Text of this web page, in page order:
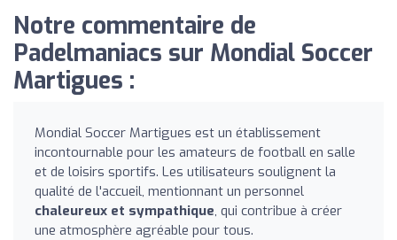
Notre commentaire de
Padelmaniacs sur Mondial Soccer
Martigues :
Mondial Soccer Martigues est un établissement
incontournable pour les amateurs de football en salle
et de loisirs sportifs. Les utilisateurs soulignent la
qualité de l'accueil, mentionnant un personnel
chaleureux et sympathique, qui contribue à créer
une atmosphère agréable pour tous.